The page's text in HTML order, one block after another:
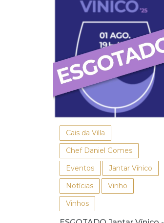
Cais da Villa
Chef Daniel Gomes
Eventos
Jantar Vínico
Notícias
Vinho
Vinhos